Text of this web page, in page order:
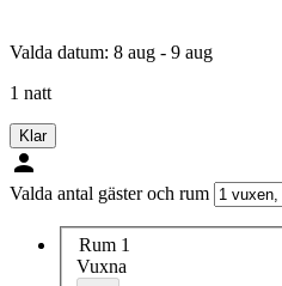
Valda datum: 8 aug - 9 aug
1 natt
Klar
Valda antal gäster och rum
Rum 1
Vuxna